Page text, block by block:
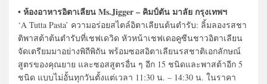
• ห้องอาหารอิตาเลียน Ms.Jigger – คิมป์ตัน มาลัย กรุงเทพฯ
‘A Tutta Pasta’ ความอร่อยสไตล์อิตาเลียนต้นตำรับ: ลิ้มลองรสชา
ติพาสต้าต้นตำรับที่เชฟเดวิด หัวหน้าเชฟเดอคูซีนชาวอิตาเลียน
จัดเตรียมมาอย่างพิถีพิถัน พร้อมซอสอิตาเลียนรสชาติเอกลักษณ์
สูตรของคุณยาย และซอสสูตรอื่น ๆ อีก 15 ชนิดและพาสต้าอีก 5
ชนิด แบบไม่อั้นทุกวันตั้งแต่เวลา 11:30 น. – 14:30 น. ในราคา